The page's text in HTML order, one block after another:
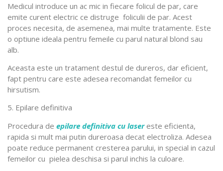
Medicul introduce un ac mic in fiecare folicul de par, care
emite curent electric ce distruge foliculii de par. Acest
proces necesita, de asemenea, mai multe tratamente. Este
o optiune ideala pentru femeile cu parul natural blond sau
alb.
Aceasta este un tratament destul de dureros, dar eficient,
fapt pentru care este adesea recomandat femeilor cu
hirsutism.
5. Epilare definitiva
Procedura de epilare definitiva cu lasereste eficienta,
rapida si mult mai putin dureroasa decat electroliza. Adesea
poate reduce permanent cresterea parului, in special in cazul
femeilor cu pielea deschisa si parul inchis la culoare.